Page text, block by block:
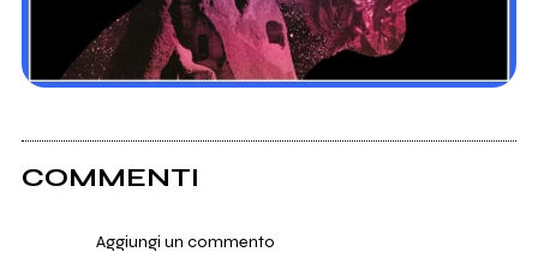
COMMENTI
Aggiungi un commento